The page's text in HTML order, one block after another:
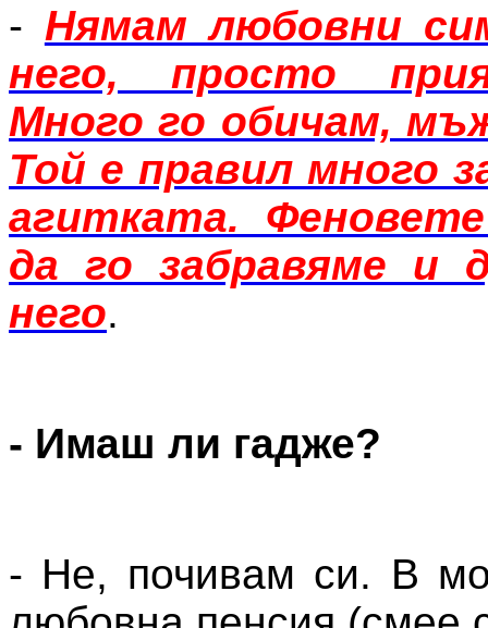
- Нямам любовни
него, просто
Много го обичам,
Той е правил много
агитката.
да го забравяме и
него.
- Имаш ли гадже?
- Не, почивам си. В